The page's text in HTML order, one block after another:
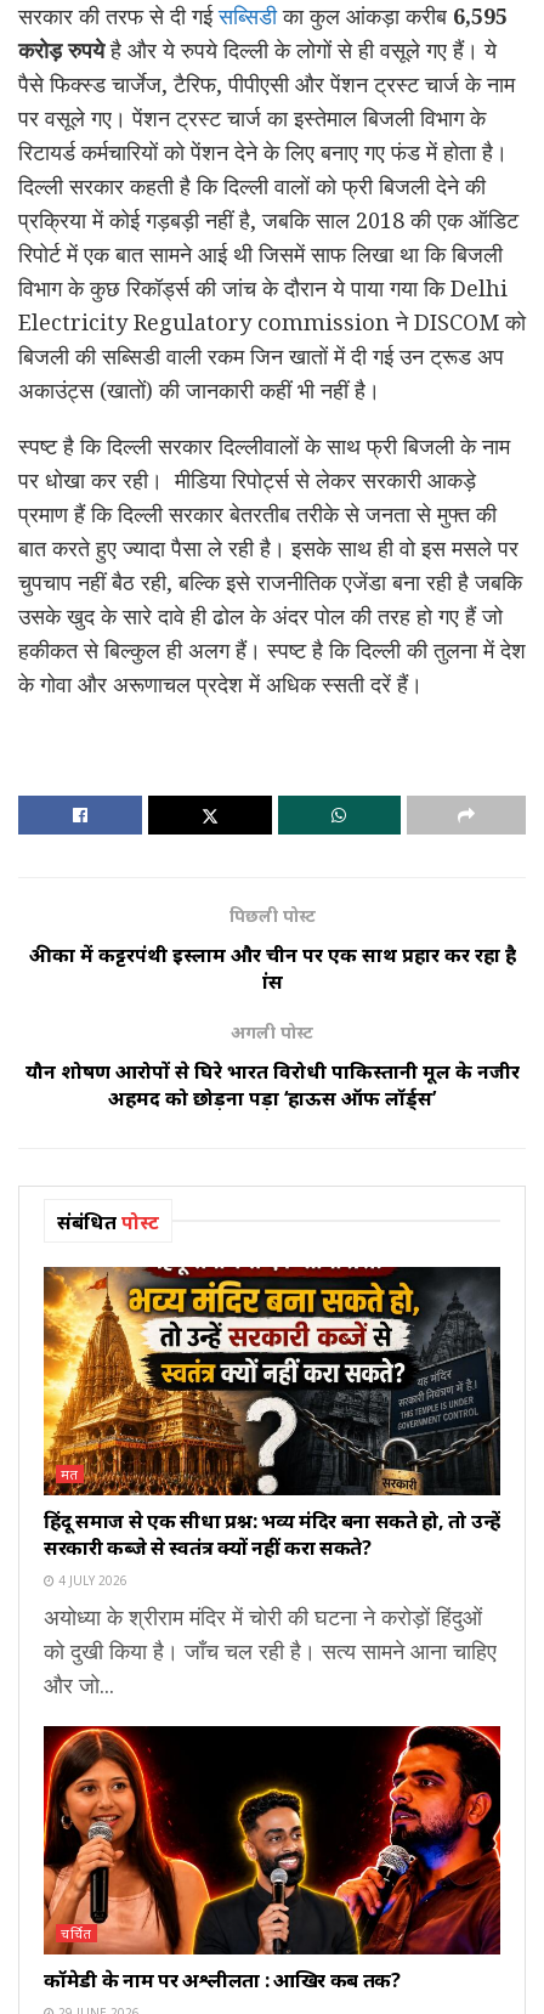
सरकार की तरफ से दी गईसब्सिडीका कुल आंकड़ा करीब 6,595
करोड़ रुपयेहै और ये रुपये दिल्ली के लोगों से ही वसूले गए हैं। ये
पैसे फिक्‍स्‍ड चार्जेज, टैरिफ, पीपीएसी और पेंशन ट्रस्ट चार्ज के नाम
पर वसूले गए। पेंशन ट्रस्ट चार्ज का इस्तेमाल बिजली विभाग के
रिटायर्ड कर्मचारियों को पेंशन देने के लिए बनाए गए फंड में होता है।
दिल्ली सरकार कहती है कि दिल्ली वालों को फ्री बिजली देने की
प्रक्रिया में कोई गड़बड़ी नहीं है, जबकि साल 2018 की एक ऑडिट
रिपोर्ट में एक बात सामने आई थी जिसमें साफ लिखा था कि बिजली
विभाग के कुछ रिकॉर्ड्स की जांच के दौरान ये पाया गया कि Delhi
Electricity Regulatory commission ने DISCOM को
बिजली की सब्सिडी वाली रकम जिन खातों में दी गई उन ट्रूड अप
अकाउंट्स (खातों) की जानकारी कहीं भी नहीं है।
स्पष्ट है कि दिल्ली सरकार दिल्लीवालों के साथ फ्री बिजली के नाम
पर धोखा कर रही। मीडिया रिपोर्ट्स से लेकर सरकारी आकड़े
प्रमाण हैं कि दिल्ली सरकार बेतरतीब तरीके से जनता से मुफ्त की
बात करते हुए ज्यादा पैसा ले रही है। इसके साथ ही वो इस मसले पर
चुपचाप नहीं बैठ रही, बल्कि इसे राजनीतिक एजेंडा बना रही है जबकि
उसके खुद के सारे दावे ही ढोल के अंदर पोल की तरह हो गए हैं जो
हकीकत से बिल्कुल ही अलग हैं। स्पष्ट है कि दिल्ली की तुलना में देश
के गोवा और अरूणाचल प्रदेश में अधिक स्सती दरें हैं।
पिछली पोस्ट
अफ्रीका में कट्टरपंथी इस्लाम और चीन पर एक साथ प्रहार कर रहा है
फ्रांस
अगली पोस्ट
यौन शोषण आरोपों से घिरे भारत विरोधी पाकिस्तानी मूल के नजीर
अहमद को छोड़ना पड़ा ‘हाऊस ऑफ लॉर्ड्स’
संबंधितपोस्ट
मत
हिंदू समाज से एक सीधा प्रश्न: भव्य मंदिर बना सकते हो, तो उन्हें
सरकारी कब्जे से स्वतंत्र क्यों नहीं करा सकते?
4 JULY 2026
अयोध्या के श्रीराम मंदिर में चोरी की घटना ने करोड़ों हिंदुओं
को दुखी किया है। जाँच चल रही है। सत्य सामने आना चाहिए
और जो...
चर्चित
कॉमेडी के नाम पर अश्लीलता : आखिर कब तक?